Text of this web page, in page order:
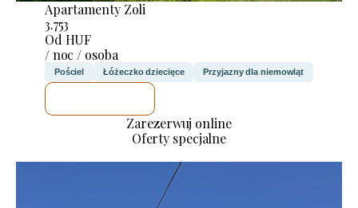
Apartamenty Zoli
3.753
Od HUF
/ noc / osoba
Pościel Łóżeczko dziecięce Przyjazny dla niemowląt
Zarezerwuj online
Oferty specjalne